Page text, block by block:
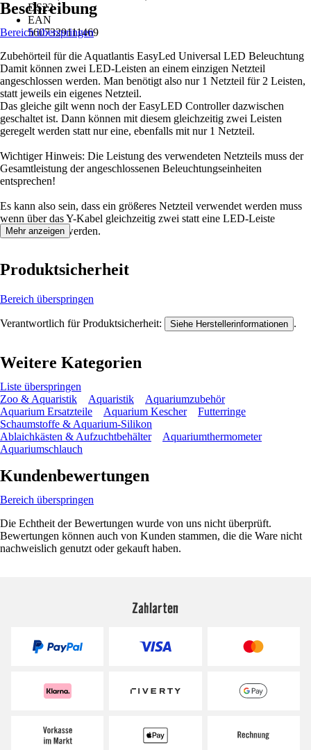
DS22
EAN
5607329111469
Beschreibung
Bereich überspringen
Zubehörteil für die Aquatlantis EasyLed Universal LED Beleuchtung
Damit können zwei LED-Leisten an einem einzigen Netzteil
angeschlossen werden. Man benötigt also nur 1 Netzteil für 2 Leisten,
statt jeweils ein eigenes Netzteil.
Das gleiche gilt wenn noch der EasyLED Controller dazwischen
geschaltet ist. Dann können mit diesem gleichzeitig zwei Leisten
geregelt werden statt nur eine, ebenfalls mit nur 1 Netzteil.
Wichtiger Hinweis: Die Leistung des verwendeten Netzteils muss der
Gesamtleistung der angeschlossenen Beleuchtungseinheiten
entsprechen!
Es kann also sein, dass ein größeres Netzteil verwendet werden muss
wenn über das Y-Kabel gleichzeitig zwei statt eine LED-Leiste
angeschlossen werden.
Mehr anzeigen
Produktsicherheit
Bereich überspringen
Verantwortlich für Produktsicherheit: Siehe Herstellerinformationen .
Weitere Kategorien
Liste überspringen
Zoo & Aquaristik
Aquaristik
Aquariumzubehör
Aquarium Ersatzteile
Aquarium Kescher
Futterringe
Schaumstoffe & Aquarium-Silikon
Ablaichkästen & Aufzuchtbehälter
Aquariumthermometer
Aquariumschlauch
Kundenbewertungen
Bereich überspringen
Die Echtheit der Bewertungen wurde von uns nicht überprüft.
Bewertungen können auch von Kunden stammen, die die Ware nicht
nachweislich genutzt oder gekauft haben.
Zahlarten